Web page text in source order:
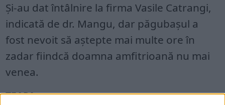
Și-au dat întâlnire la firma Vasile Catrangi,
indicată de dr. Mangu, dar păgubașul a
fost nevoit să aștepte mai multe ore în
zadar fiindcă doamna amfitrioană nu mai
venea.
ȚEAPA